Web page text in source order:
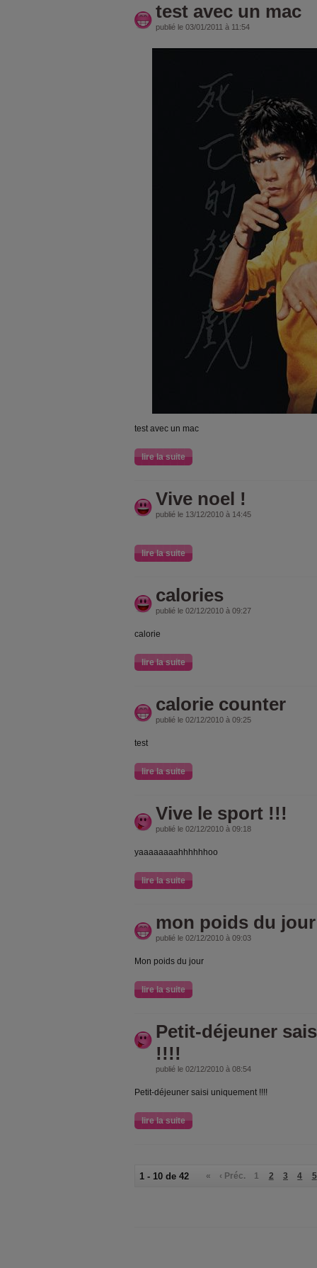
test avec un mac
publié le 03/01/2011 à 11:54
test avec un mac
lire la suite
Vive noel !
publié le 13/12/2010 à 14:45
lire la suite
calories
publié le 02/12/2010 à 09:27
calorie
lire la suite
calorie counter
publié le 02/12/2010 à 09:25
test
lire la suite
Vive le sport !!!
publié le 02/12/2010 à 09:18
yaaaaaaaahhhhhhoo
lire la suite
mon poids du jour
publié le 02/12/2010 à 09:03
Mon poids du jour
lire la suite
Petit-déjeuner
!!!!
publié le 02/12/2010 à 08:54
Petit-déjeuner saisi uniquement !!!!
lire la suite
1 - 10 de 42 « ‹ Préc. 1 2 3 4 5